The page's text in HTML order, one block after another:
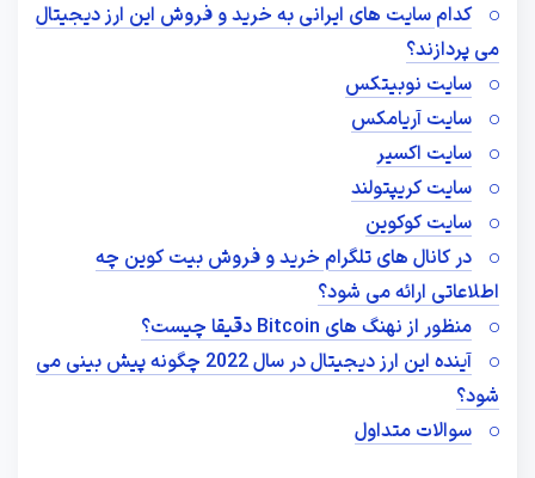
کدام سایت های ایرانی به خرید و فروش این ارز دیجیتال
می پردازند؟
سایت نوبیتکس
سایت آریامکس
سایت اکسیر
سایت کریپتولند
سایت کوکوین
در کانال های تلگرام خرید و فروش بیت کوین چه
اطلاعاتی ارائه می شود؟
منظور از نهنگ های Bitcoin دقیقا چیست؟
آینده این ارز دیجیتال در سال 2022 چگونه پیش بینی می
شود؟
سوالات متداول